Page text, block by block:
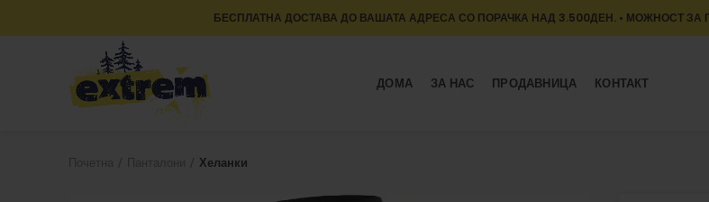
ДОМА ЗА НАС ПРОДАВНИЦА КОНТАКТ
Хеланки
БЕСПЛАТНА ДОСТАВА ДО ВАШАТА АДРЕСА СО ПОРАЧКА НАД 3.500ДЕН. • МОЖНОСТ